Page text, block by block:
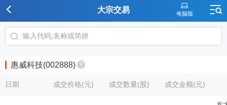
大宗交易
惠威科技(002888)
日期 成交价格(元) 成交数量(股) 成交金额(元)